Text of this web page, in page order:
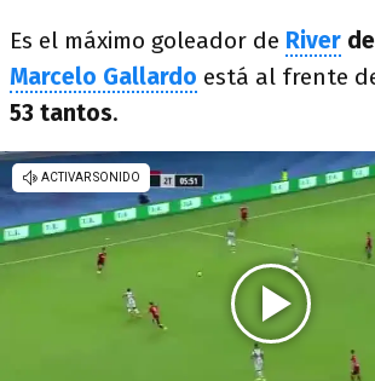
Es el máximo goleador de River
Marcelo Gallardo está al frente
53 tantos.